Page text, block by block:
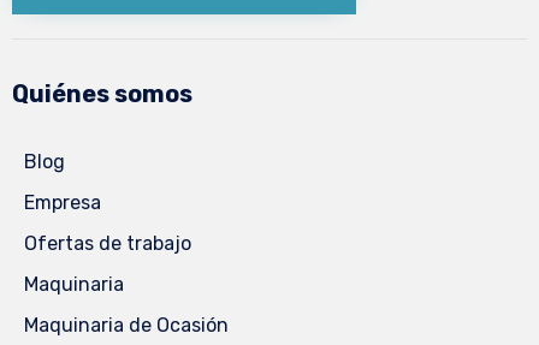
Quiénes somos
Blog
Empresa
Ofertas de trabajo
Maquinaria
Maquinaria de Ocasión